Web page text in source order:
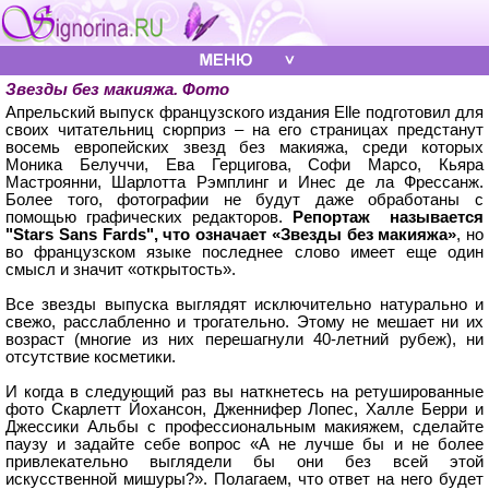
Звезды без макияжа. Фото
Апрельский выпуск французского издания Elle подготовил для
своих читательниц сюрприз – на его страницах предстанут
восемь европейских звезд без макияжа, среди которых
Моника Белуччи, Ева Герцигова, Софи Марсо, Кьяра
Мастроянни, Шарлотта Рэмплинг и Инес де ла Фрессанж.
Более того, фотографии не будут даже обработаны с
помощью графических редакторов.
Репортаж называется
"Stars Sans Fards", что означает «Звезды без макияжа», но
во французском языке последнее слово имеет еще один
смысл и значит «открытость».
Все звезды выпуска выглядят исключительно натурально и
свежо, расслабленно и трогательно. Этому не мешает ни их
возраст (многие из них перешагнули 40-летний рубеж), ни
отсутствие косметики.
И когда в следующий раз вы наткнетесь на ретушированные
фото Скарлетт Йохансон, Дженнифер Лопес, Халле Берри и
Джессики Альбы с профессиональным макияжем, сделайте
паузу и задайте себе вопрос «А не лучше бы и не более
привлекательно выглядели бы они без всей этой
искусственной мишуры?». Полагаем, что ответ на него будет